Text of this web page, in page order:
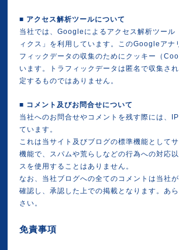
■ アクセス解析ツールについて
当社では、Googleによるアクセス解析ツール
ィクス」を利用しています。このGoogleアナ
フィックデータの収集のためにクッキー（
います。トラフィックデータは匿名で収集さ
定するものではありません。
■ コメント及びお問合せについて
当社へのお問合せやコメントを残す際には、
ています。
これは当サイト及びブログの標準機能として
機能で、スパムや荒らしなどの行為への対応
スを使用することはありません。
なお、当社ブログへの全てのコメントは当社
確認し、承認した上での掲載となります。あ
さい。
免責事項